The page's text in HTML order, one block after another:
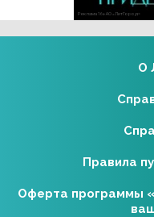
Реклама 16+ АО «ЛитГород»
О
Правила
Оферта программы